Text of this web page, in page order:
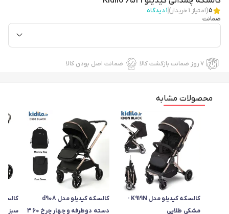
5(امتیاز 1خریدار) 1دیدگاه
ضمانت
۷ روز ضمانت بازگشت کالا ضمانت اصل بودن کالا
محصولات مشابه
کالسکه کیدیلو مدل K919N -
مشکی طلایی
کالسکه کیدیلو مدل d908
دسته دوطرفه و چهار چرخ 360
سبز